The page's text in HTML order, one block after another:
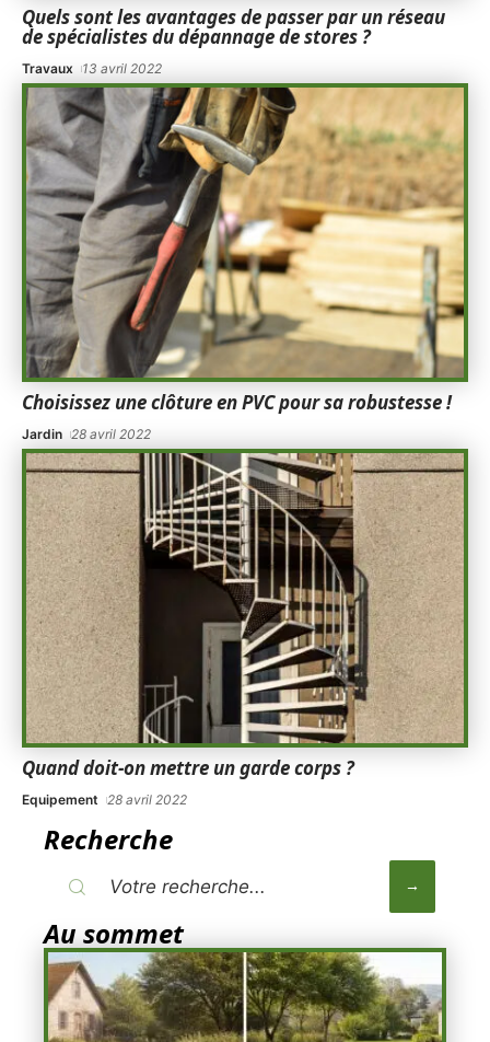
Quels sont les avantages de passer par un réseau
de spécialistes du dépannage de stores ?
Travaux 13 avril 2022
Choisissez une clôture en PVC pour sa robustesse !
Jardin 28 avril 2022
Quand doit-on mettre un garde corps ?
Equipement 28 avril 2022
Recherche
Au sommet